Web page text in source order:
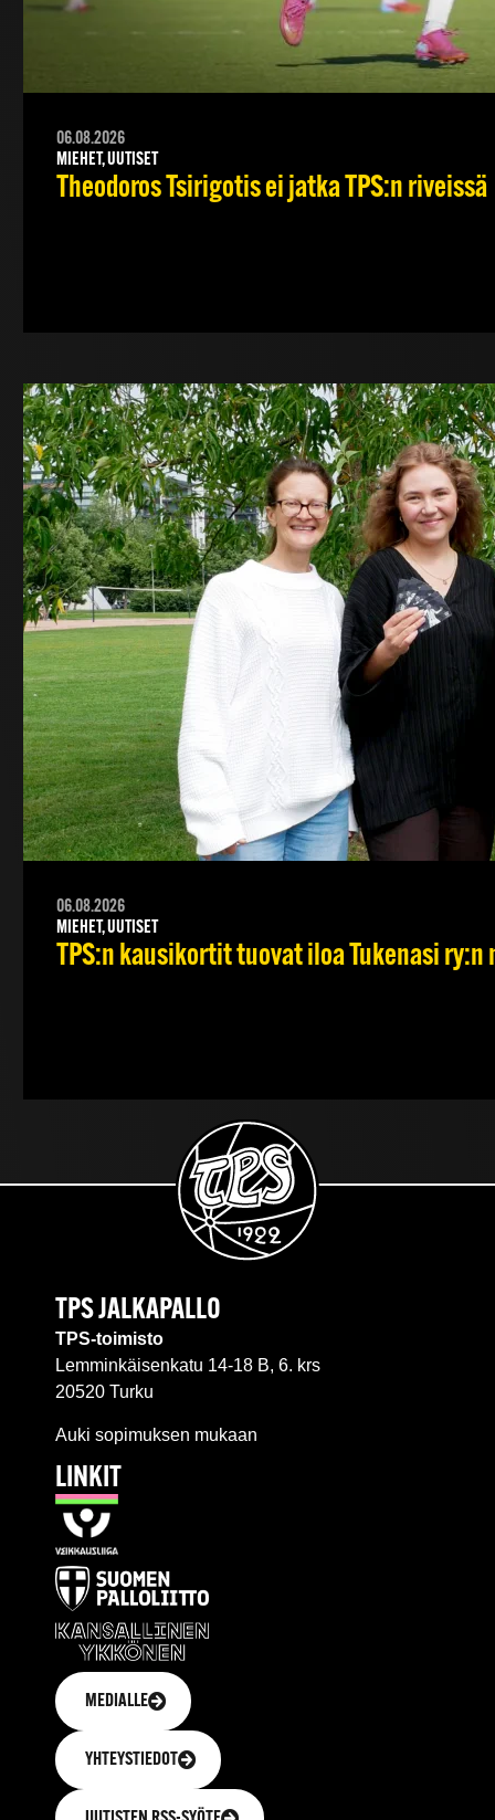
06.08.2026
MIEHET, UUTISET
Theodoros Tsirigotis ei jatka TPS:n riveissä
06.08.2026
MIEHET, UUTISET
TPS:n kausikortit tuovat iloa Tukenasi
TPS JALKAPALLO
TPS-toimisto
Lemminkäisenkatu 14-18 B, 6. krs
20520 Turku
Auki sopimuksen mukaan
LINKIT
MEDIALLE
YHTEYSTIEDOT